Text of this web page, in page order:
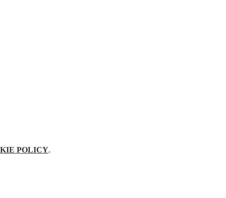
POLICY.